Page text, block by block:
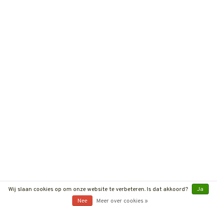
Wij slaan cookies op om onze website te verbeteren. Is dat akkoord?
Ja
Nee
Meer over cookies »